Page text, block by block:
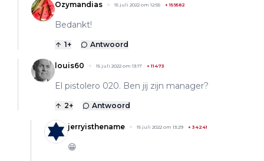
Ozymandias 15 juli 2022 om 12:55 +159582
Bedankt!
1+ Antwoord
louis60 15 juli 2022 om 13:17 +11473
El pistolero 020. Ben jij zijn manager?
2+ Antwoord
jerryisthename 15 juli 2022 om 13:29 + 34241
😁